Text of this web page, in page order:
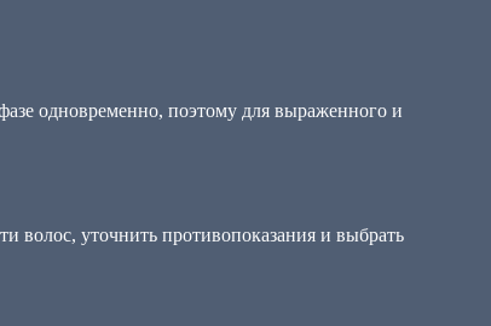
одновременно, поэтому для выраженного и
волос, уточнить противопоказания и выбрать